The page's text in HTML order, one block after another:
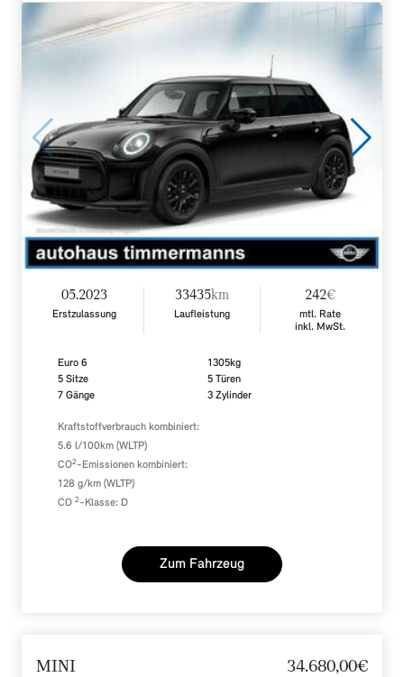
05.2023
Erstzulassung
33435km
Laufleistung
242€
mtl. Rate
inkl. MwSt.
Euro 6
5 Sitze
7 Gänge
1305kg
5 Türen
3 Zylinder
Kraftstoffverbrauch kombiniert:
5.6 l/100km (WLTP)
CO2 -Emissionen kombiniert:
128 g/km (WLTP)
CO 2 -Klasse: D
Zum Fahrzeug
MINI 34.680,00€